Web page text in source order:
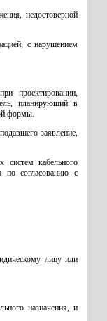
недостоверной
с нарушением
проектировании,
планирующий в
формы.
заявление,
кабельного
по согласованию с
лицу или
назначения, и